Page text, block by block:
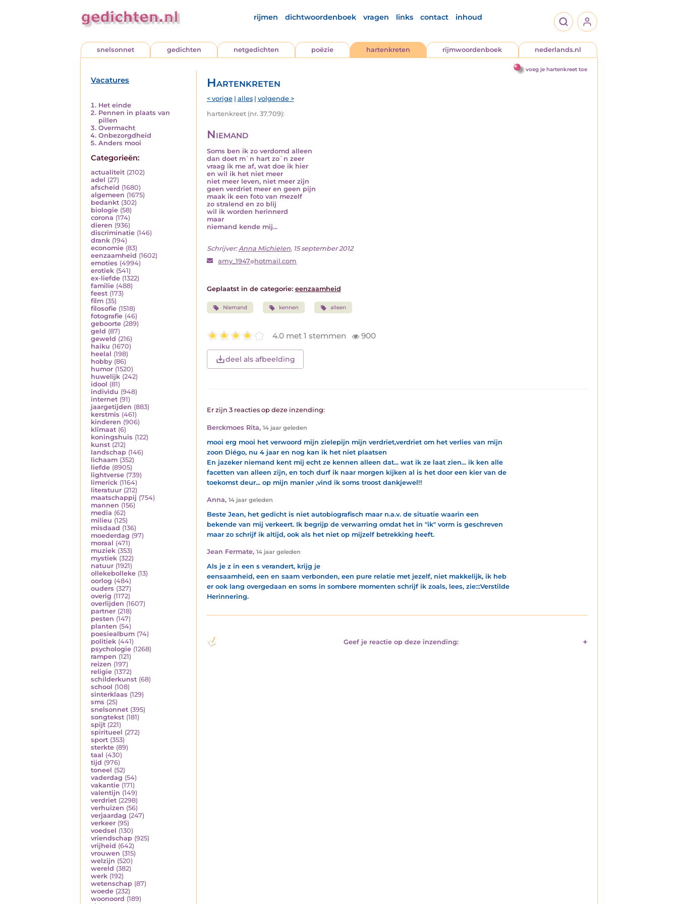
rijmen dichtwoordenboek vragen links contact inhoud
snelsonnet gedichten netgedichten poëzie hartenkreten rijmwoordenboek nederlands.nl
voeg je hartenkreet toe
Vacatures
Het einde
Pennen in plaats van
pillen
Overmacht
Onbezorgdheid
Anders mooi
Categorieën:
actualiteit (2102)
adel (27)
afscheid (1680)
algemeen (1675)
bedankt (302)
biologie (58)
corona (174)
dieren (936)
discriminatie (146)
drank (194)
economie (83)
eenzaamheid (1602)
emoties (4994)
erotiek (541)
ex-liefde (1322)
familie (488)
feest (173)
film (35)
filosofie (1518)
fotografie (46)
geboorte (289)
geld (87)
geweld (216)
haiku (1670)
heelal (198)
hobby (86)
humor (1520)
huwelijk (242)
idool (81)
individu (948)
internet (91)
jaargetijden (883)
kerstmis (461)
kinderen (906)
klimaat (6)
koningshuis (122)
kunst (212)
landschap (146)
lichaam (352)
liefde (8905)
lightverse (739)
limerick (1164)
literatuur (212)
maatschappij (754)
mannen (156)
media (62)
milieu (125)
misdaad (136)
moederdag (97)
moraal (471)
muziek (353)
mystiek (322)
natuur (1921)
ollekebolleke (13)
oorlog (484)
ouders (327)
overig (1172)
overlijden (1607)
partner (218)
pesten (147)
planten (54)
poesiealbum (74)
politiek (441)
psychologie (1268)
rampen (121)
reizen (197)
religie (1372)
schilderkunst (68)
school (108)
sinterklaas (129)
sms (25)
snelsonnet (395)
songtekst (181)
spijt (221)
spiritueel (272)
sport (353)
sterkte (89)
taal (430)
tijd (976)
toneel (52)
vaderdag (54)
vakantie (171)
valentijn (149)
verdriet (2298)
verhuizen (56)
verjaardag (247)
verkeer (95)
voedsel (130)
vriendschap (925)
vrijheid (642)
vrouwen (315)
welzijn (520)
wereld (382)
werk (192)
wetenschap (87)
woede (232)
woonoord (189)
Hartenkreten
< vorige| alles| volgende >
hartenkreet (nr. 37.709):
Niemand
Soms ben ik zo verdomd alleen
dan doet m`n hart zo`n zeer
vraag ik me af, wat doe ik hier
en wil ik het niet meer
niet meer leven, niet meer zijn
geen verdriet meer en geen pijn
maak ik een foto van mezelf
zo stralend en zo blij
wil ik worden herinnerd
maar
niemand kende mij...
Schrijver: Anna Michielen, 15 september 2012
amy_1947 hotmail.com
Geplaatst in de categorie: eenzaamheid
Niemand kennen alleen
4.0 met 1 stemmen 900
deel als afbeelding
Er zijn 3 reacties op deze inzending:
Berckmoes Rita, 14 jaar geleden
mooi erg mooi het verwoord mijn zielepijn mijn verdriet,verdriet om het verlies van mijn
zoon Diégo, nu 4 jaar en nog kan ik het niet plaatsen
En jazeker niemand kent mij echt ze kennen alleen dat... wat ik ze laat zien... ik ken alle
facetten van alleen zijn, en toch durf ik naar morgen kijken al is het door een kier van de
toekomst deur... op mijn manier ,vind ik soms troost dankjewel!!
Anna, 14 jaar geleden
Beste Jean, het gedicht is niet autobiografisch maar n.a.v. de situatie waarin een
bekende van mij verkeert. Ik begrijp de verwarring omdat het in "ik" vorm is geschreven
maar zo schrijf ik altijd, ook als het niet op mijzelf betrekking heeft.
Jean Fermate, 14 jaar geleden
Als je z in een s verandert, krijg je
eensaamheid, een en saam verbonden, een pure relatie met jezelf, niet makkelijk, ik heb
er ook lang overgedaan en soms in sombere momenten schrijf ik zoals, lees, zie:::Verstilde
Herinnering.
Geef je reactie op deze inzending: